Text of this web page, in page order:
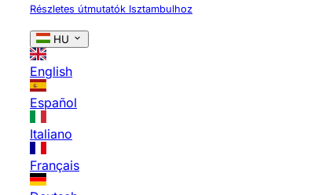
Részletes útmutatók Isztambulhoz
HU
English
Español
Italiano
Français